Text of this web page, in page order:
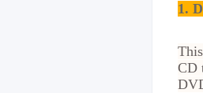
1.
CD